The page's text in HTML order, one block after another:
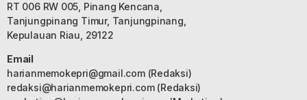
RT 006 RW 005, Pinang Kencana,
Tanjungpinang Timur, Tanjungpinang,
Kepulauan Riau, 29122
Email
harianmemokepri@gmail.com(Redaksi)
redaksi@harianmemokepri.com(Redaksi)